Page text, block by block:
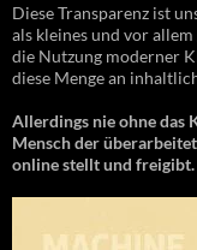
Diese Transparenz ist
als kleines und vor
die Nutzung moderner
diese Menge an
Allerdings nie ohne das
Mensch der
online stellt und freigibt.